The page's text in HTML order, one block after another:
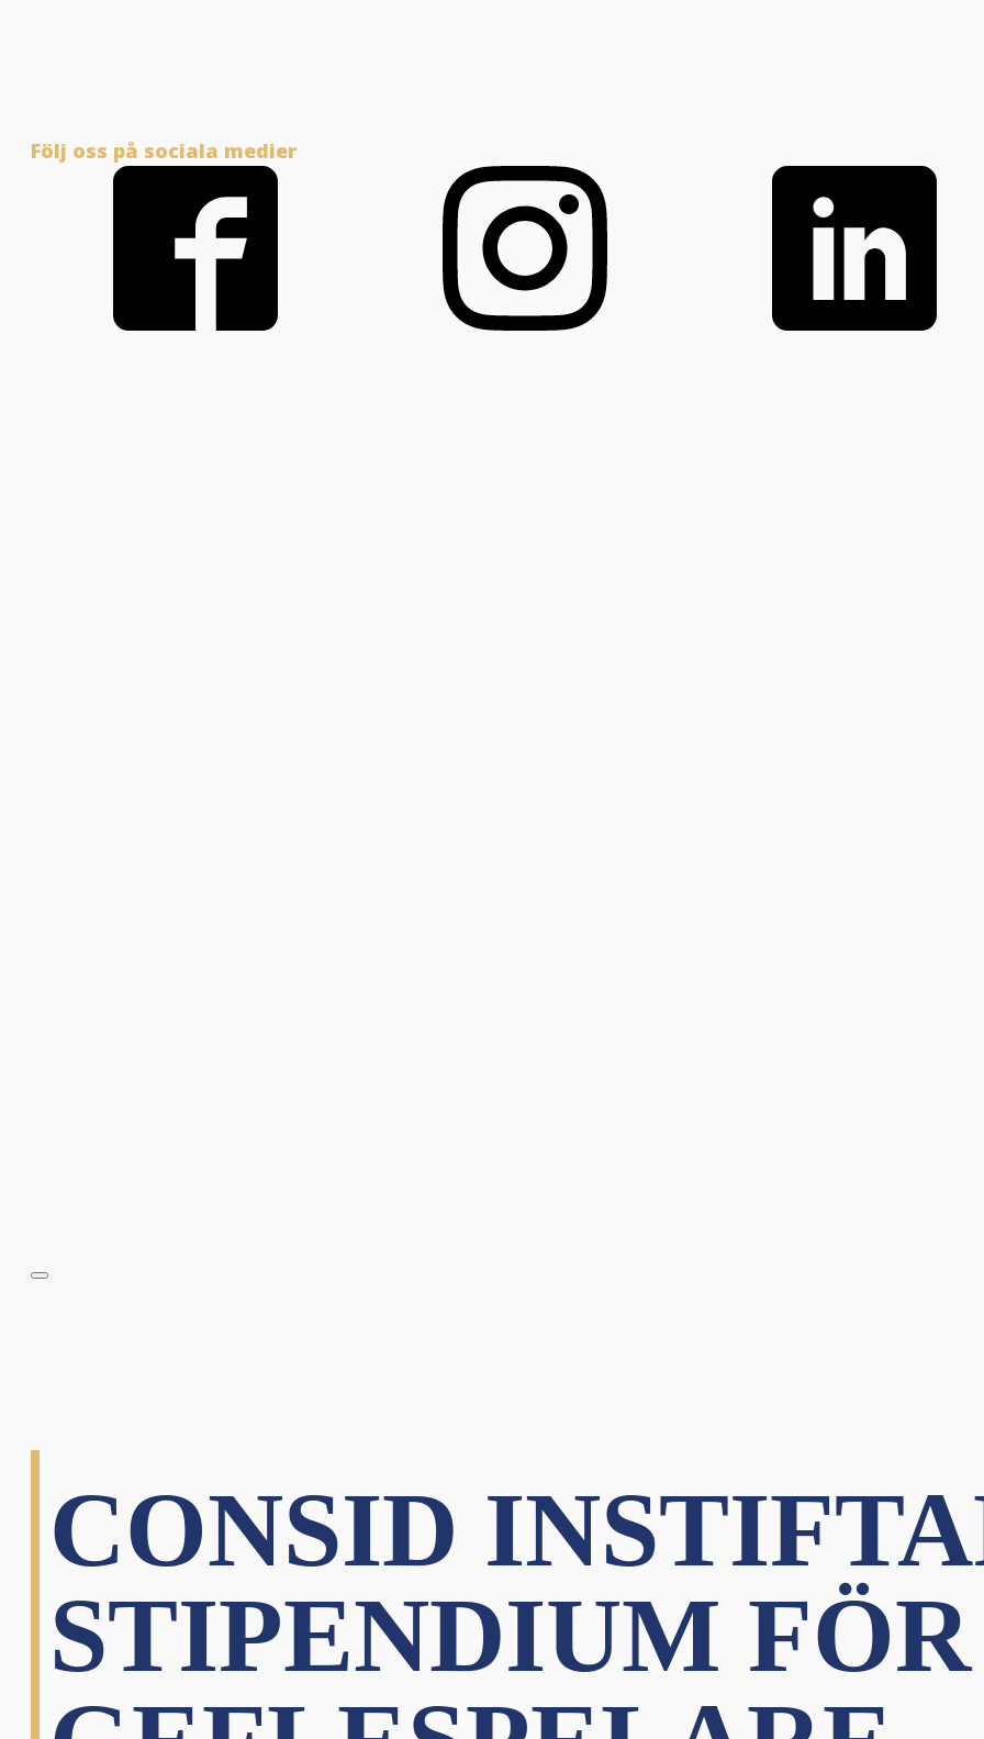
Följ oss på sociala medier
CONSID
STIPENDIUM FÖR